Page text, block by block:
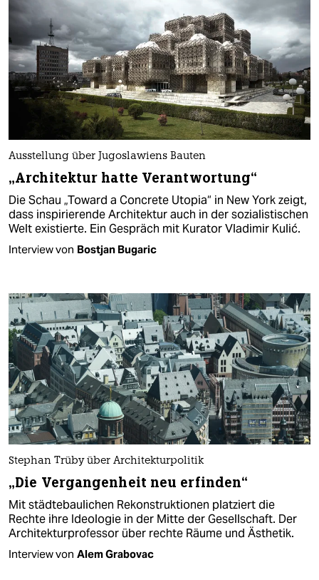
Ausstellung über Jugoslawiens Bauten
„Architektur hatte Verantwortung“
Die Schau „Toward a Concrete Utopia“ in New York zeigt,
dass inspirierende Architektur auch in der sozialistischen
Welt existierte. Ein Gespräch mit Kurator Vladimir Kulić.
Interview von Bostjan Bugaric
Stephan Trüby über Architekturpolitik
„Die Vergangenheit neu erfinden“
Mit städtebaulichen Rekonstruktionen platziert die
Rechte ihre Ideologie in der Mitte der Gesellschaft. Der
Architekturprofessor über rechte Räume und Ästhetik.
Interview von Alem Grabovac